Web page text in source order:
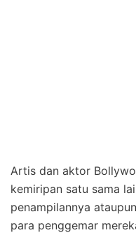
Artis dan aktor
kemiripan satu sama
penampilannya
para penggemar